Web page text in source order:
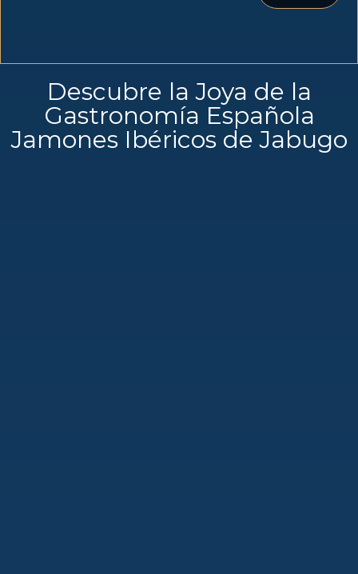
Descubre la Joya de la
Gastronomía Española
Jamones Ibéricos de Jabugo